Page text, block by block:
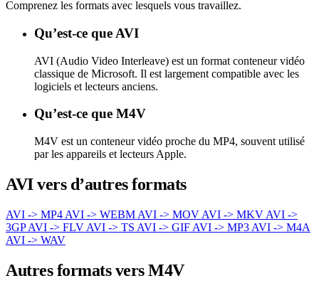
Comprenez les formats avec lesquels vous travaillez.
Qu’est-ce que AVI
AVI (Audio Video Interleave) est un format conteneur vidéo
classique de Microsoft. Il est largement compatible avec les
logiciels et lecteurs anciens.
Qu’est-ce que M4V
M4V est un conteneur vidéo proche du MP4, souvent utilisé
par les appareils et lecteurs Apple.
AVI vers d’autres formats
AVI -> MP4 AVI -> WEBM AVI -> MOV AVI -> MKV AVI ->
3GPAVI -> FLV AVI -> TS AVI -> GIF AVI -> MP3 AVI -> M4A
AVI -> WAV
Autres formats vers M4V